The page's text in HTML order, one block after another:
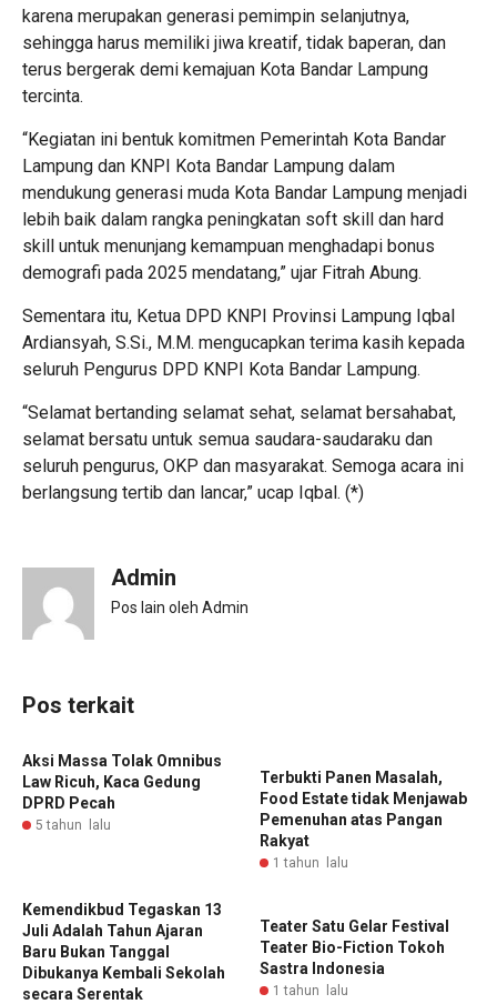
karena merupakan generasi pemimpin selanjutnya,
sehingga harus memiliki jiwa kreatif, tidak baperan, dan
terus bergerak demi kemajuan Kota Bandar Lampung
tercinta.
“Kegiatan ini bentuk komitmen Pemerintah Kota Bandar
Lampung dan KNPI Kota Bandar Lampung dalam
mendukung generasi muda Kota Bandar Lampung menjadi
lebih baik dalam rangka peningkatan soft skill dan hard
skill untuk menunjang kemampuan menghadapi bonus
demografi pada 2025 mendatang,” ujar Fitrah Abung.
Sementara itu, Ketua DPD KNPI Provinsi Lampung Iqbal
Ardiansyah, S.Si., M.M. mengucapkan terima kasih kepada
seluruh Pengurus DPD KNPI Kota Bandar Lampung.
“Selamat bertanding selamat sehat, selamat bersahabat,
selamat bersatu untuk semua saudara-saudaraku dan
seluruh pengurus, OKP dan masyarakat. Semoga acara ini
berlangsung tertib dan lancar,” ucap Iqbal. (*)
Admin
Pos lain oleh Admin
Pos terkait
Aksi Massa Tolak Omnibus
Law Ricuh, Kaca Gedung
DPRD Pecah
5 tahun lalu
Terbukti Panen Masalah,
Food Estate tidak Menjawab
Pemenuhan atas Pangan
Rakyat
1 tahun lalu
Kemendikbud Tegaskan 13
Juli Adalah Tahun Ajaran
Baru Bukan Tanggal
Dibukanya Kembali Sekolah
secara Serentak
Teater Satu Gelar Festival
Teater Bio-Fiction Tokoh
Sastra Indonesia
1 tahun lalu